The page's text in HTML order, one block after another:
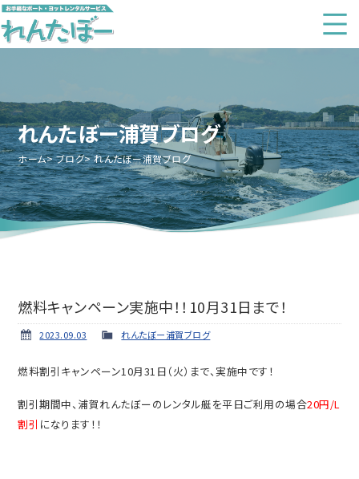
れんたぼー浦賀ブログ
ホーム ブログ れんたぼー浦賀ブログ
燃料キャンペーン実施中！！10月31日まで！
2023.09.03 れんたぼー浦賀ブログ
燃料割引キャンペーン10月31日（火）まで、実施中です！
割引期間中、浦賀れんたぼーのレンタル艇を平日ご利用の場合20円/L
割引 になります！！